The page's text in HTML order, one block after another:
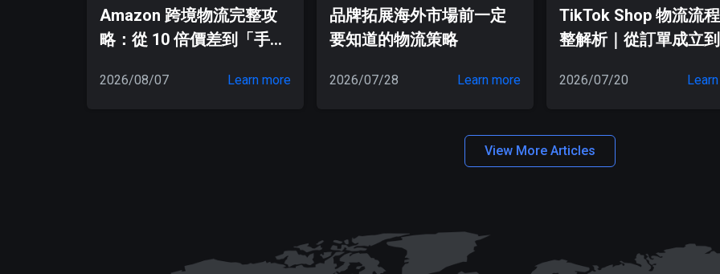
Amazon 跨境物流完整攻
略：從 10 倍價差到「手套
鍵降低物流成本
2026/08/07 Learn more
品牌拓展海外市場前一定
要知道的物流策略
2026/07/28 Learn more
TikTok Shop 物流流
整解析｜從訂單成立
2026/07/20
View More Articles